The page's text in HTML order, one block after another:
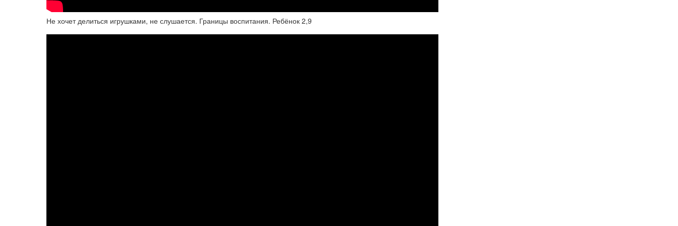
Не хочет делиться игрушками, не слушается. Границы воспитания. Ребёнок 2,9